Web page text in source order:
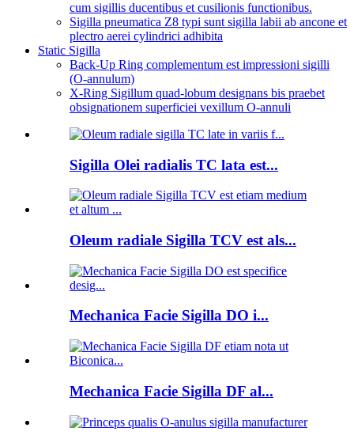
cum sigillis ducentibus et cusilionis functionibus.
Sigilla pneumatica Z8 typi sunt sigilla labii ab ancone et
plectro aerei cylindrici adhibita
Static Sigilla
Back-Up Ring complementum est impressioni sigilli
(O-annulum)
X-Ring Sigillum quad-lobum designans bis praebet
obsignationem superficiei vexillum O-annuli
Sigilla Olei radialis TC lata est...
Oleum radiale Sigilla TCV est als...
Mechanica Facie Sigilla DO i...
Mechanica Facie Sigilla DF al...